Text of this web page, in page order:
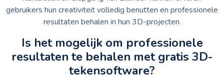
gebruikers hun creativiteit volledig benutten en professionele
resultaten behalen in hun 3D-projecten.
Is het mogelijk om professionele
resultaten te behalen met gratis 3D-
tekensoftware?